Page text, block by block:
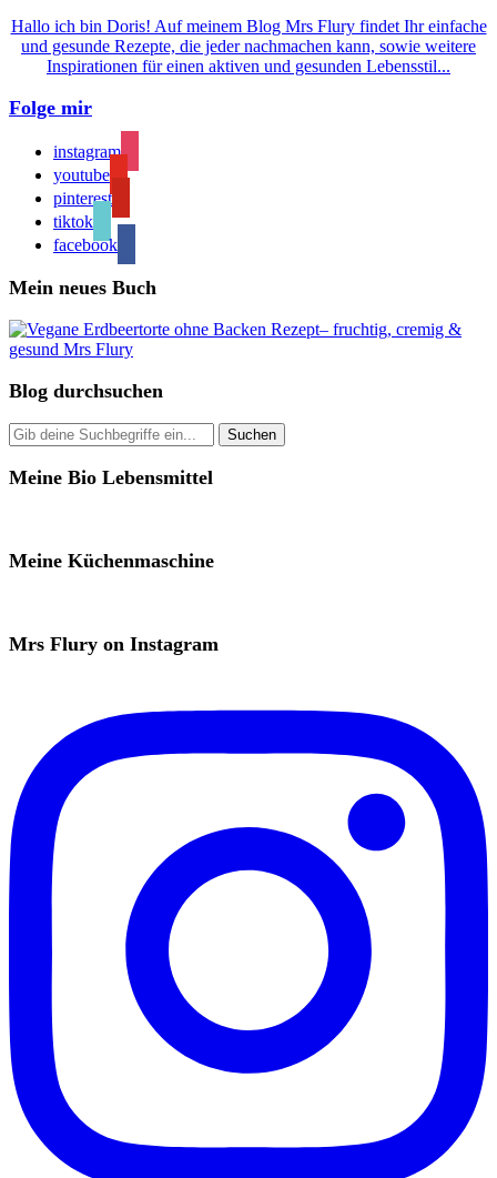
Hallo ich bin Doris! Auf meinem Blog Mrs Flury findet Ihr einfache
und gesunde Rezepte, die jeder nachmachen kann, sowie weitere
Inspirationen für einen aktiven und gesunden Lebensstil...
Folge mir
instagram
youtube
pinterest
tiktok
facebook
Mein neues Buch
Blog durchsuchen
Meine Bio Lebensmittel
Meine Küchenmaschine
Mrs Flury on Instagram